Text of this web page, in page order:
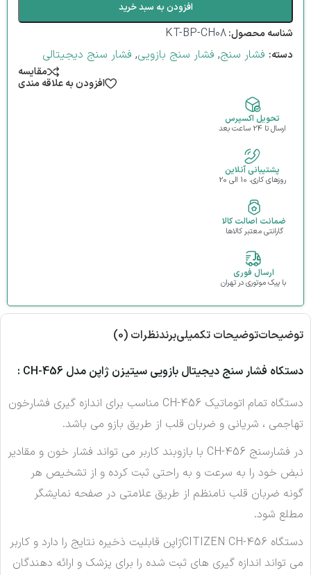
افزودن به سبد خرید
شناسه محصول:KT-BP-CH08
دسته: فشار سنج, فشار سنج بازویی, فشار سنج دیجیتالی
مقایسه
افزودن به علاقه مندی
تحویل اکسپرس
ارسال تا 24 ساعت بعد
پشتیبانی آنلاین
روزهای کاری، 10 الی 20
ضمانت اصالت کالا
گارانتی معتبر کالاها
ارسال فوری
با پیک موتوری در تهران
توضیحاتتوضیحات تکمیلیبرندنظرات (0)
دستکاه فشار سنج دیجیتال بازویی سیتیزن ژاپن مدل CH-456 :
دستگاه تمام اتوماتیک CH-456 مناسب برای اندازه گیری فشارخون
تهاجمی ، شریانی و ضربان قلب از طریق بازو می باشد.
در فشارسنج CH-456 با بازوبند کاربر می تواند فشار خون و مقادیر
نبض خود را به سرعت و به راحتی ثبت کرده و از تشخیص هر
گونه ضربان قلب نامنظم از طریق علامتی در صفحه نمایشگر
مطلع شود.
دستگاه CITIZEN CH-456ژاپن قابلیت ذخیره نتایج را دارد و کاربر
می تواند اندازه گیری های ثبت شده را برای پزشک و ارائه دهندگان